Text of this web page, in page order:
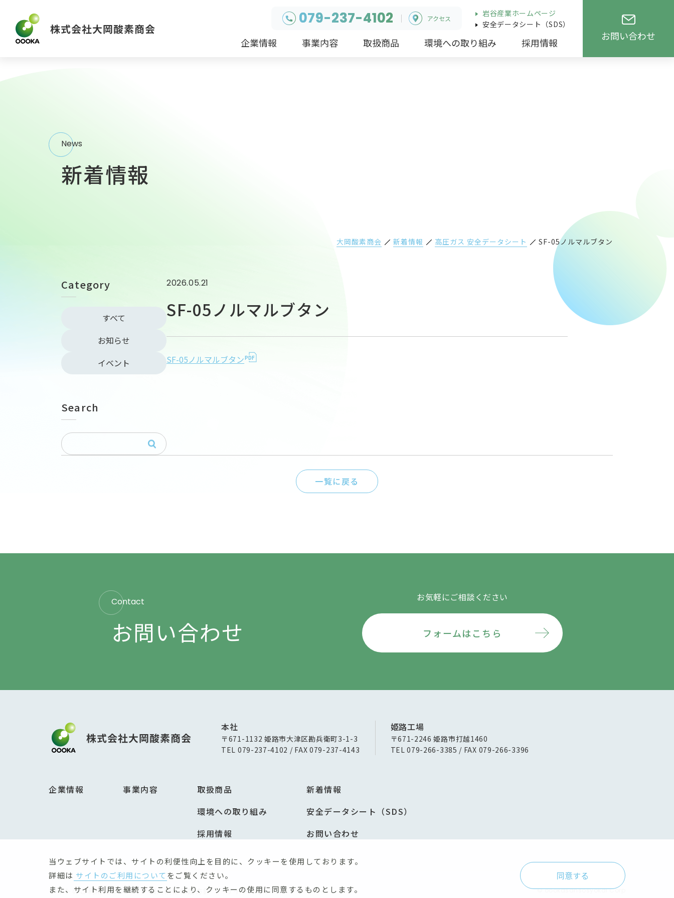
079-237-4102 アクセス
岩谷産業ホームページ
安全データシート（SDS）
企業情報 事業内容 取扱商品 環境への取り組み 採用情報
お問い合わせ
News
新着情報
大岡酸素商会 新着情報 高圧ガス 安全データシート SF-05ノルマルブタン
Category
すべて
お知らせ
イベント
Search
2026.05.21
SF-05ノルマルブタン
SF-05ノルマルブタン
一覧に戻る
Contact
お問い合わせ
お気軽にご相談ください
フォームはこちら
本社
〒671-1132 姫路市大津区勘兵衛町3-1-3
TEL 079-237-4102 / FAX 079-237-4143
姫路工場
〒671-2246 姫路市打越1460
TEL 079-266-3385 / FAX 079-266-3396
企業情報 事業内容
取扱商品
環境への取り組み
採用情報
新着情報
安全データシート（SDS）
お問い合わせ
サイトのご利用について 個人情報保護方針 サイトマップ © oookasansosyokai Corp
当ウェブサイトでは、サイトの利便性向上を目的に、クッキーを使用しております。
詳細は サイトのご利用についてをご覧ください。
また、サイト利用を継続することにより、クッキーの使用に同意するものとします。
同意する